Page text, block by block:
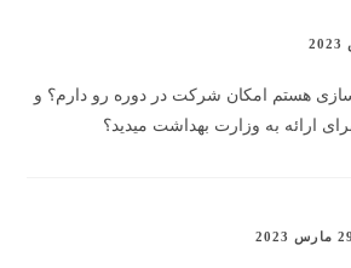
هستم امکان شرکت در دوره رو دارم؟ و
ارائه به وزارت بهداشت میدید؟
29 مارس 2023